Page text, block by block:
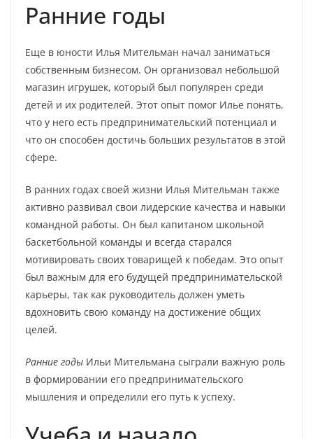
Ранние годы
Еще в юности Илья Мительман начал заниматься
собственным бизнесом. Он организовал небольшой
магазин игрушек, который был популярен среди
детей и их родителей. Этот опыт помог Илье понять,
что у него есть предпринимательский потенциал и
что он способен достичь больших результатов в этой
сфере.
В ранних годах своей жизни Илья Мительман также
активно развивал свои лидерские качества и навыки
командной работы. Он был капитаном школьной
баскетбольной команды и всегда старался
мотивировать своих товарищей к победам. Это опыт
был важным для его будущей предпринимательской
карьеры, так как руководитель должен уметь
вдохновить свою команду на достижение общих
целей.
Ранние годы Ильи Мительмана сыграли важную роль
в формировании его предпринимательского
мышления и определили его путь к успеху.